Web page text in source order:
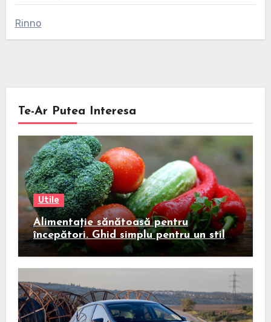
Rinno
Te-Ar Putea Interesa
Utile
Alimentație sănătoasă pentru
începători. Ghid simplu pentru un stil
de viață echilibrat